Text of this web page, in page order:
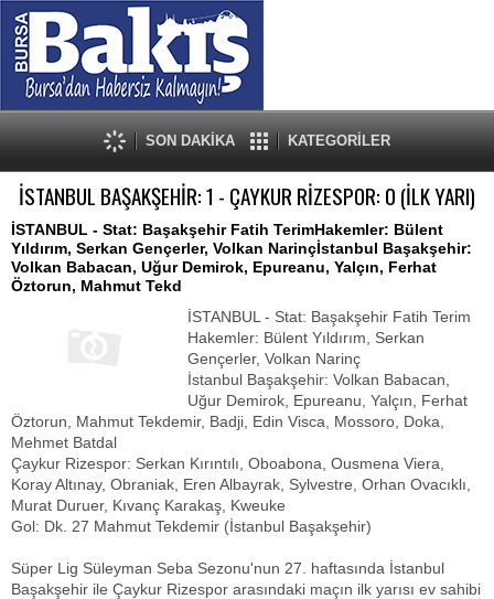
SON DAKİKA KATEGORİLER
İSTANBUL BAŞAKŞEHİR: 1 - ÇAYKUR RİZESPOR: 0 (İLK YARI)
İSTANBUL - Stat: Başakşehir Fatih TerimHakemler: Bülent
Yıldırım, Serkan Gençerler, Volkan Narinçİstanbul Başakşehir:
Volkan Babacan, Uğur Demirok, Epureanu, Yalçın, Ferhat
Öztorun, Mahmut Tekd
İSTANBUL - Stat: Başakşehir Fatih Terim
Hakemler: Bülent Yıldırım, Serkan
Gençerler, Volkan Narinç
İstanbul Başakşehir: Volkan Babacan,
Uğur Demirok, Epureanu, Yalçın, Ferhat
Öztorun, Mahmut Tekdemir, Badji, Edin Visca, Mossoro, Doka,
Mehmet Batdal
Çaykur Rizespor: Serkan Kırıntılı, Oboabona, Ousmena Viera,
Koray Altınay, Obraniak, Eren Albayrak, Sylvestre, Orhan Ovacıklı,
Murat Duruer, Kıvanç Karakaş, Kweuke
Gol: Dk. 27 Mahmut Tekdemir (İstanbul Başakşehir)
Süper Lig Süleyman Seba Sezonu'nun 27. haftasında İstanbul
Başakşehir ile Çaykur Rizespor arasındaki maçın ilk yarısı ev sahibi